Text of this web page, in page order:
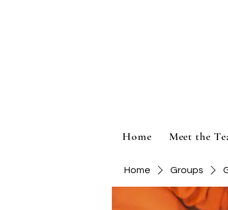
Home Meet the
Home Groups